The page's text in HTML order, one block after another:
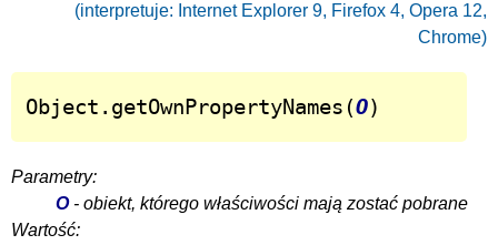
(interpretuje: Internet Explorer 9, Firefox 4, Opera 12,
Chrome)
Object.getOwnPropertyNames(O)
Parametry:
O- obiekt, którego właściwości mają zostać pobrane
Wartość: